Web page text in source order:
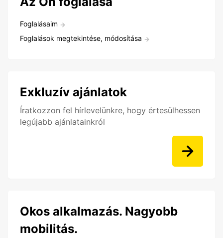
Foglalásaim
Foglalások megtekintése, módosítása
Exkluzív ajánlatok
Íratkozzon fel hírlevelünkre, hogy értesülhessen
legújabb ajánlatainkról
Okos alkalmazás. Nagyobb
mobilitás.